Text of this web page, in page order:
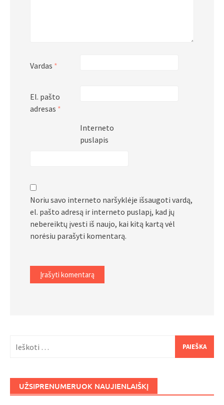
Vardas *
El. pašto
adresas *
Interneto
puslapis
Noriu savo interneto naršyklėje išsaugoti vardą,
el. pašto adresą ir interneto puslapį, kad jų
nebereiktų įvesti iš naujo, kai kitą kartą vėl
norėsiu parašyti komentarą.
UŽSIPRENUMERUOK NAUJIENLAIŠKĮ